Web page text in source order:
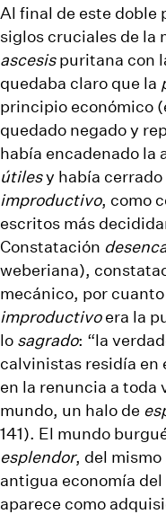
Al final de este doble
siglos cruciales de la
ascesispuritana con
quedaba claro que la
principio económico
quedado negado y
había encadenado la
útilesy había cerrado
improductivo, como
escritos más
Constatación
weberiana),
mecánico, por
improductivoera la
lo sagrado: “la
calvinistas residía
en la renuncia a toda
mundo, un halo de
141). El mundo
esplendor, del mismo
antigua economía del
aparece como